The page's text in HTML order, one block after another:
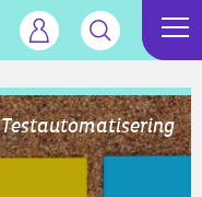
Testautomatisering